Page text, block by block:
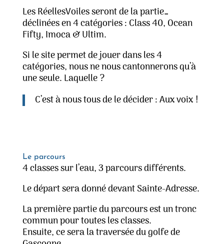
Les RéellesVoiles seront de la partie…
déclinées en 4 catégories : Class 40, Ocean
Fifty, Imoca & Ultim.
Si le site permet de jouer dans les 4
catégories, nous ne nous cantonnerons qu’à
une seule. Laquelle ?
C’est à nous tous de le décider : Aux voix !
Le parcours
4 classes sur l’eau, 3 parcours différents.
Le départ sera donné devant Sainte-Adresse.
La première partie du parcours est un tronc
commun pour toutes les classes.
Ensuite, ce sera la traversée du golfe de